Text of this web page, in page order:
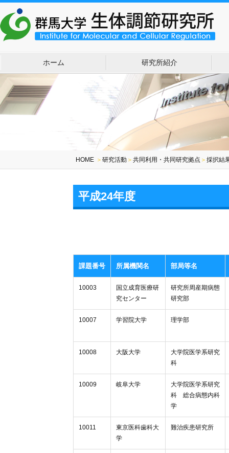
ホーム 研究所紹介
HOME ＞ 研究活動＞ 共同利用・共同研究拠点 ＞ 採択結
平成24年度
課題番号 所属機関名 部局等名
10003
国立成育医療研
究センター
研究所周産期病態
研究部
10007 学習院大学 理学部
10008 大阪大学
大学院医学系研究
科
10009 岐阜大学
大学院医学系研究
科 総合病態内科
学
10011
東京医科歯科大
学
難治疾患研究所